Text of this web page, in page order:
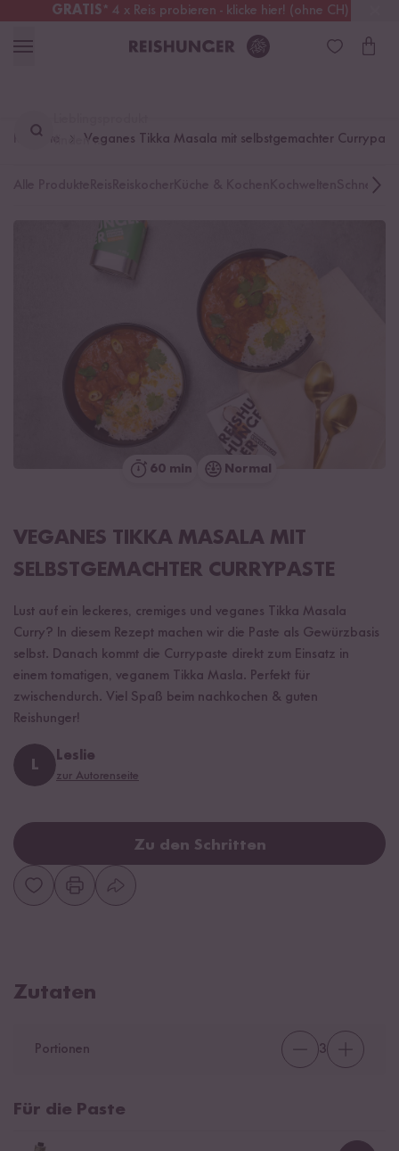
GRATIS* 4 x Reis probieren - klicke hier! (ohne CH)
Deutschland Kostenloser Versand
finden ...
Rezepte Veganes Tikka Masala mit selbstgemachter
Schnelle
60 min Normal
VEGANES TIKKA MASALA MIT
SELBSTGEMACHTER CURRYPASTE
Lust auf ein leckeres, cremiges und veganes Tikka Masala
Curry? In diesem Rezept machen wir die Paste als Gewürzbasis
selbst. Danach kommt die Currypaste direkt zum Einsatz in
einem tomatigen, veganem Tikka Masla. Perfekt für
zwischendurch. Viel Spaß beim nachkochen & guten
Reishunger!
L
Leslie
zur Autorenseite
Zu den Schritten
Zutaten
Portionen 3
Für die Paste